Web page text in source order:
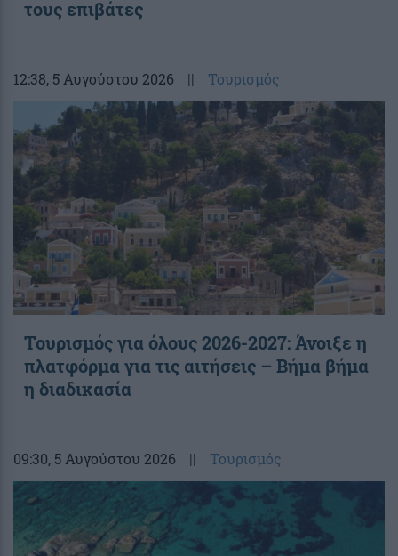
τους επιβάτες
12:38, 5 Αυγούστου 2026 || Τουρισμός
Τουρισμός για όλους 2026-2027: Άνοιξε η
πλατφόρμα για τις αιτήσεις – Βήμα βήμα
η διαδικασία
09:30, 5 Αυγούστου 2026 || Τουρισμός